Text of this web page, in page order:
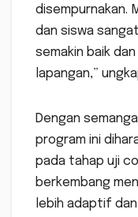
disempurnakan.
dan siswa
semakin baik
lapangan,”
Dengan
program ini
pada tahap uji
berkembang
lebih adaptif